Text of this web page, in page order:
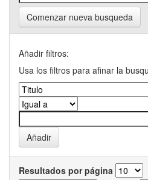
Comenzar nueva busqueda
Añadir filtros:
Usa los filtros para afinar la
Resultados por página